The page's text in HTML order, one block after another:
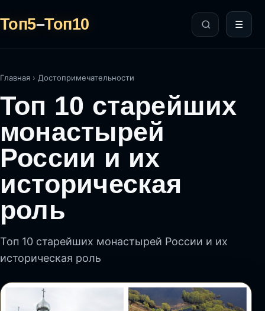
Топ5–Топ10 ☰
Главная › Достопримечательности
Топ 10 старейших
монастырей
России и их
историческая
роль
Топ 10 старейших монастырей России и их
историческая роль